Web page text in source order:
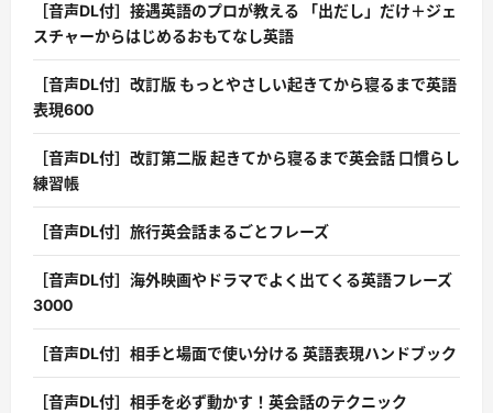
［音声DL付］接遇英語のプロが教える 「出だし」だけ＋ジェ
スチャーからはじめるおもてなし英語
［音声DL付］改訂版 もっとやさしい起きてから寝るまで英語
表現600
［音声DL付］改訂第二版 起きてから寝るまで英会話 口慣らし
練習帳
［音声DL付］旅行英会話まるごとフレーズ
［音声DL付］海外映画やドラマでよく出てくる英語フレーズ
3000
［音声DL付］相手と場面で使い分ける 英語表現ハンドブック
［音声DL付］相手を必ず動かす！英会話のテクニック